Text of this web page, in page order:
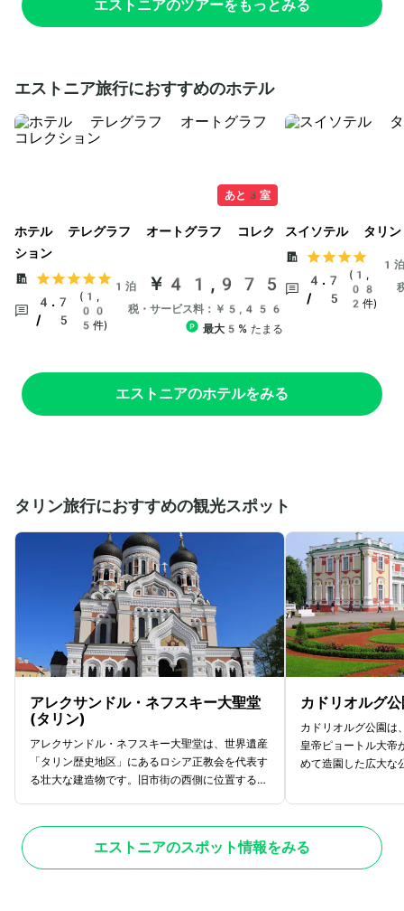
エストニアのツアーをもっとみる
エストニア旅行におすすめのホテル
あと3室
ホテル テレグラフ オートグラフ コレク
ション
4.7
/ 5
(1,
00
5件)
1泊 ￥41,975
税・サービス料：￥5,456
最大5% たまる
スイソテル タリン
4.7
/ 5
(1,
08
2件)
1泊
エストニアのホテルをみる
タリン旅行におすすめの観光スポット
アレクサンドル・ネフスキー大聖堂
(タリン)
アレクサンドル・ネフスキー大聖堂は、世界遺産
「タリン歴史地区」にあるロシア正教会を代表す
る壮大な建造物です。旧市街の西側に位置する高
です。大聖堂内部には美しいイコン（聖像画）や
モザイク画が施され、その芸術性の高さに多くの
観光客が魅了されています。歴史的にはロシアの
カドリオルグ
カドリオルグ公園
皇帝ピョートル大帝
めて造園した広大な
術館として一般公
ールの敷地には白鳥
館、さらには日本庭
エストニアのスポット情報をみる